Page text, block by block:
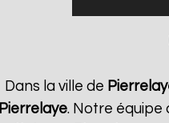
Dans la ville de
Pierrelaye. Notre équipe